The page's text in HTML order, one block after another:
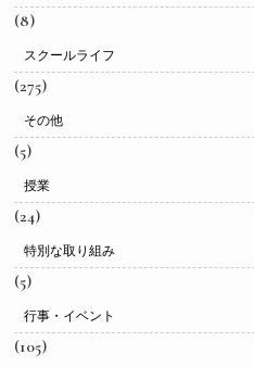
(8)
スクールライフ
(275)
その他
(5)
授業
(24)
特別な取り組み
(5)
行事・イベント
(105)